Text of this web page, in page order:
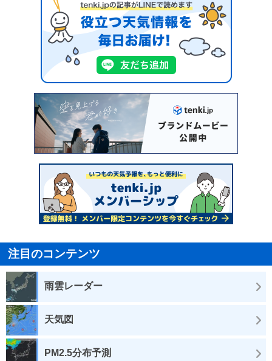
注目のコンテンツ
雨雲レーダー
天気図
PM2.5分布予測